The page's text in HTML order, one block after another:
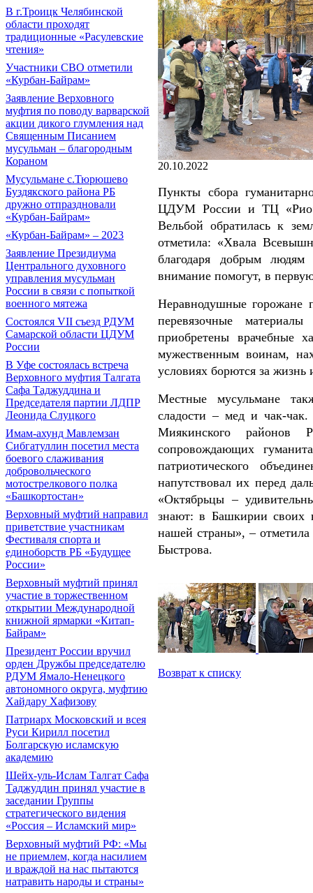
В г.Троицк Челябинской
области проходят
традиционные «Расулевские
чтения»
Участники СВО отметили
«Курбан-Байрам»
Заявление Верховного
муфтия по поводу варварской
акции дикого глумления над
Священным Писанием
мусульман – благородным
Кораном
Мусульмане с.Тюрюшево
Буздякского района РБ
дружно отпраздновали
«Курбан-Байрам»
«Курбан-Байрам» – 2023
Заявление Президиума
Центрального духовного
управления мусульман
России в связи с попыткой
военного мятежа
Состоялся VII съезд РДУМ
Самарской области ЦДУМ
России
В Уфе состоялась встреча
Верховного муфтия Талгата
Сафа Таджуддина и
Председателя партии ЛДПР
Леонида Слуцкого
Имам-ахунд Мавлемзан
Сибгатуллин посетил места
боевого слаживания
добровольческого
мотострелкового полка
«Башкортостан»
Верховный муфтий направил
приветствие участникам
Фестиваля спорта и
единоборств РБ «Будущее
России»
Верховный муфтий принял
участие в торжественном
открытии Международной
книжной ярмарки «Китап-
Байрам»
Президент России вручил
орден Дружбы председателю
РДУМ Ямало-Ненецкого
автономного округа, муфтию
Хайдару Хафизову
Патриарх Московский и всея
Руси Кирилл посетил
Болгарскую исламскую
академию
Шейх-уль-Ислам Талгат Сафа
Таджуддин принял участие в
заседании Группы
стратегического видения
«Россия – Исламский мир»
Верховный муфтий РФ: «Мы
не приемлем, когда насилием
и враждой на нас пытаются
натравить народы и страны»
20.10.2022
Пункты сбора
ЦДУМ России и ТЦ «Рио».
Вельбой обратилась к
отметила: «Хвала
благодаря добрым
внимание помогут, в
Неравнодушные горожане
перевязочные
приобретены врачебные
мужественным воинам,
условиях борются за жизнь
Местные мусульмане
сладости – мед и чак-чак.
Миякинского районов
сопровождающих
патриотического
напутствовал их перед
«Октябрьцы –
знают: в Башкирии своих
нашей страны», – отметила
Быстрова.
Возврат к списку